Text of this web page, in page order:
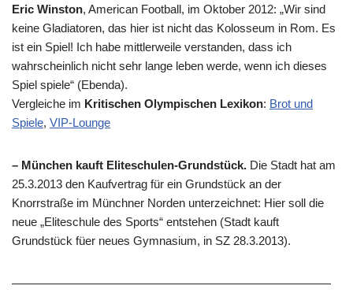
Eric Winston, American Football, im Oktober 2012: „Wir sind
keine Gladiatoren, das hier ist nicht das Kolosseum in Rom. Es
ist ein Spiel! Ich habe mittlerweile verstanden, dass ich
wahrscheinlich nicht sehr lange leben werde, wenn ich dieses
Spiel spiele“ (Ebenda).
Vergleiche im Kritischen Olympischen Lexikon: Brot und
Spiele, VIP-Lounge
– München kauft Eliteschulen-Grundstück. Die Stadt hat am
25.3.2013 den Kaufvertrag für ein Grundstück an der
Knorrstraße im Münchner Norden unterzeichnet: Hier soll die
neue „Eliteschule des Sports“ entstehen (Stadt kauft
Grundstück füer neues Gymnasium, in SZ 28.3.2013).
———————————————————————————